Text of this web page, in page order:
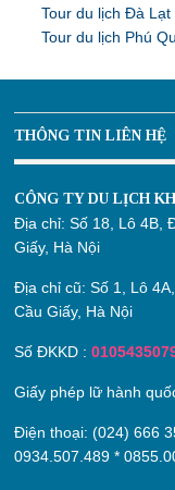
Tour du lịch Đà Lạt
Tour du lịch Phú
THÔNG TIN LIÊN HỆ
CÔNG TY DU LỊCH
Địa chỉ:Số 18, Lô 4B,
Giấy, Hà Nội
Địa chỉ cũ:Số 1, Lô
Cầu Giấy, Hà Nội
Số ĐKKD :
Giấy phép lữ hành
Điện thoại: (024) 666
0934.507.489 *